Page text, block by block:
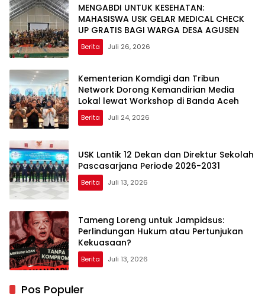
MENGABDI UNTUK KESEHATAN:
MAHASISWA USK GELAR MEDICAL CHECK
Berita Juli 26, 2026
Kementerian Komdigi dan Tribun
Network Dorong Kemandirian Media
Lokal lewat Workshop di Banda Aceh
Berita Juli 24, 2026
USK Lantik 12 Dekan dan Direktur Sekolah
Pascasarjana Periode 2026-2031
Berita Juli 13, 2026
Tameng Loreng untuk Jampidsus:
Perlindungan Hukum atau Pertunjukan
Kekuasaan?
Berita Juli 13, 2026
Pos Populer